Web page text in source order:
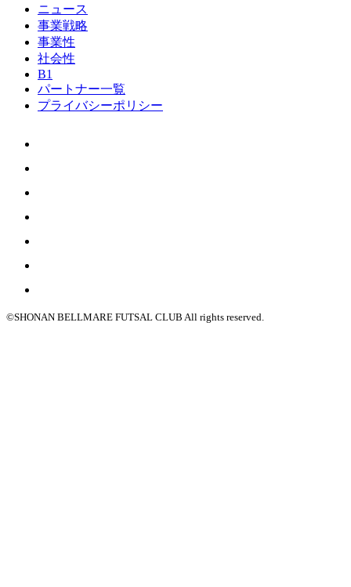
ニュース
事業戦略
事業性
社会性
B1
パートナー一覧
プライバシーポリシー
©SHONAN BELLMARE FUTSAL CLUB All rights reserved.